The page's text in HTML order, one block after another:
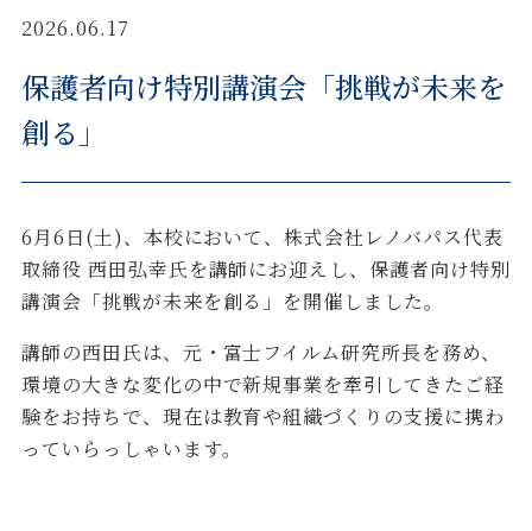
2026.06.17
保護者向け特別講演会「挑戦が未来を
創る」
6月6日(土)、本校において、株式会社レノバパス代表
取締役 西田弘幸氏を講師にお迎えし、保護者向け特別
講演会「挑戦が未来を創る」を開催しました。
講師の西田氏は、元・富士フイルム研究所長を務め、
環境の大きな変化の中で新規事業を牽引してきたご経
験をお持ちで、現在は教育や組織づくりの支援に携わ
っていらっしゃいます。